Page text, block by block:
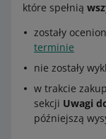
które spełnią
zostały
terminie
nie zostały
w trakcie
sekcji Uwagi
późniejszą